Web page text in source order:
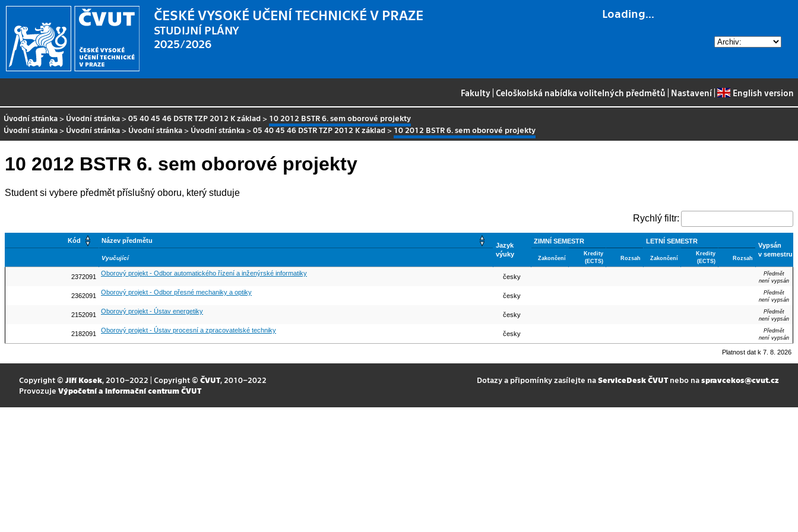
Loading...
ČESKÉ VYSOKÉ UČENÍ TECHNICKÉ V PRAZE
STUDIJNÍ PLÁNY
2025/2026
Fakulty |Celoškolská nabídka volitelných předmětů Nastavení| English version
Úvodní stránka > Úvodní stránka >05 40 45 46 DSTR TZP 2012 K základ > 10 2012 BSTR 6. sem oborové projekty
Úvodní stránka > Úvodní stránka > Úvodní stránka > Úvodní stránka >05 40 45 46 DSTR TZP 2012 K základ>10 2012 BSTR 6. sem oborové projekty
10 2012 BSTR 6. sem oborové projekty
Student si vybere předmět příslušný oboru, který studuje
Rychlý filtr:
Kód Název předmětu
Jazyk
výuky
ZIMNÍ SEMESTR LETNÍ SEMESTR
Vypsán
v semestru
Vyučující Zakončení
Kredity
(ECTS)
Rozsah Zakončení
Kredity
(ECTS)
Rozsah
2372091 Oborový projekt - Odbor automatického řízení a inženýrské informatiky česky
Předmět
není vypsán
2362091 Oborový projekt - Odbor přesné mechaniky a optiky česky
Předmět
není vypsán
2152091 Oborový projekt - Ústav energetiky česky
Předmět
není vypsán
2182091 Oborový projekt - Ústav procesní a zpracovatelské techniky česky
Předmět
není vypsán
Platnost dat k 7. 8. 2026
Copyright © Jiří Kosek, 2010–2022 | Copyright © ČVUT, 2010–2022
Provozuje Výpočetní a informační centrum ČVUT
Dotazy a připomínky zasílejte naServiceDesk ČVUTnebo naspravcekos@cvut.cz